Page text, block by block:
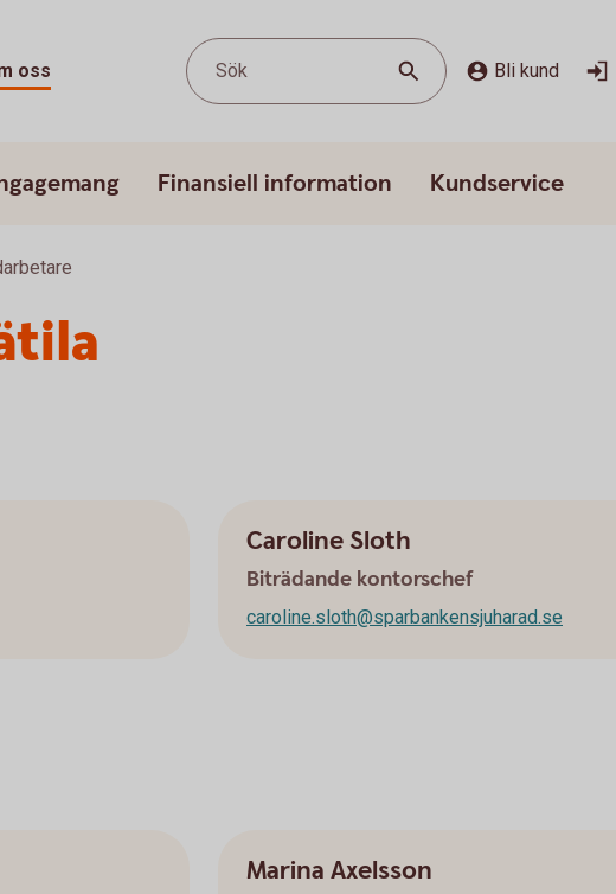
oss Sök Bli kund
Finansiell information Kundservice
Caroline Sloth
Biträdande kontorschef
caroline.sloth@sparbankensjuharad.se
Marina Axelsson